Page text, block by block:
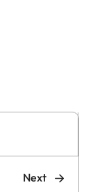
Next